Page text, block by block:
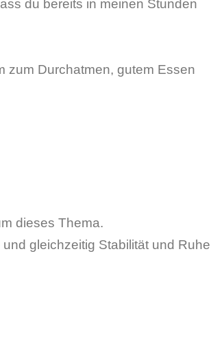
du bereits in meinen Stunden
zum Durchatmen, gutem Essen
dieses Thema.
gleichzeitig Stabilität und Ruhe